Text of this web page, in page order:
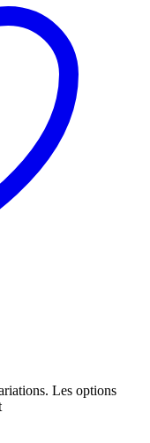
Les options